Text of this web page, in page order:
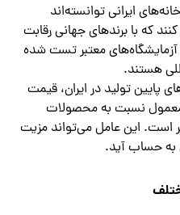
ایرانی توانسته‌اند
که با برندهای جهانی رقابت
معتبر تست شده
هستند.
پایین تولید در ایران، قیمت
معمول نسبت به محصولات
است. این عامل می‌تواند مزیت
به حساب آید.